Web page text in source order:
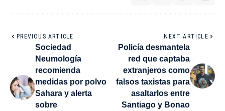
PREVIOUS ARTICLE
Sociedad
Neumología
recomienda
medidas por polvo
Sahara y alerta
sobre
NEXT ARTICLE
Policía desmantela
red que captaba
extranjeros como
falsos taxistas para
asaltarlos entre
Santiago y Bonao